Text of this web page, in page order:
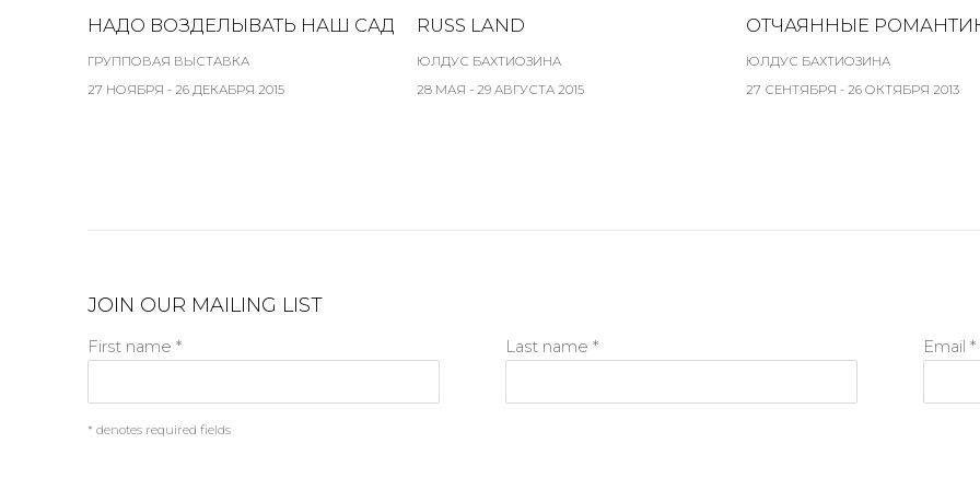
НАДО ВОЗДЕЛЫВАТЬ НАШ САД
ГРУППОВАЯ ВЫСТАВКА
27 НОЯБРЯ - 26 ДЕКАБРЯ 2015
RUSS LAND
ЮЛДУС БАХТИОЗИНА
28 МАЯ - 29 АВГУСТА 2015
ОТЧАЯННЫЕ
ЮЛДУС БАХТИОЗИНА
27 СЕНТЯБРЯ - 26 ОКТЯБРЯ 2013
JOIN OUR MAILING LIST
First name * Last name * Email *
* denotes required fields